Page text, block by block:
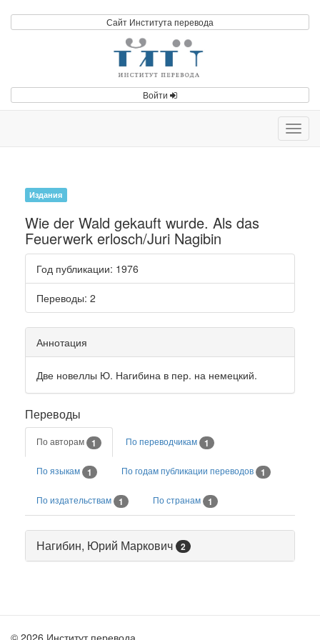
Сайт Института перевода
Войти
Издания
Wie der Wald gekauft wurde. Als das
Feuerwerk erlosch/Juri Nagibin
Год публикации: 1976
Переводы: 2
Аннотация
Две новеллы Ю. Нагибина в пер. на немецкий.
Переводы
По авторам 1 По переводчикам 1
По языкам 1 По годам публикации переводов 1
По издательствам 1 По странам 1
Нагибин, Юрий Маркович 2
© 2026 Институт перевода